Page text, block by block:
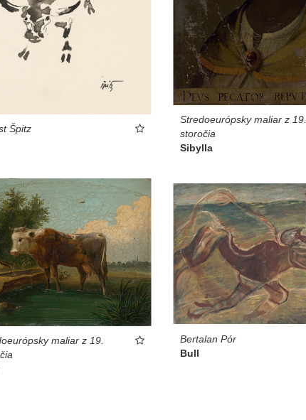
Stredoeurópsky maliar z 19.
storočia
Sibylla
Špitz
maliar z 19.
Bertalan Pór
Bull